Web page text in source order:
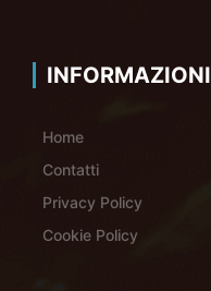
INFORMAZIONI
Home
Contatti
Privacy Policy
Cookie Policy